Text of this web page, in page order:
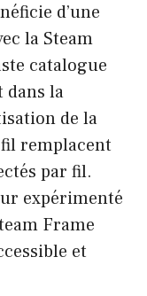
d’une
la Steam
catalogue
dans la
de la
remplacent
par fil.
expérimenté
Frame
et